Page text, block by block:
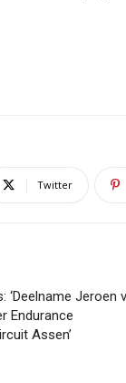
Twitter
Jeroen
Endurance
Assen’